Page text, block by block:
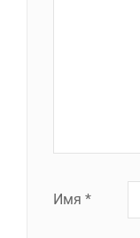
Имя *